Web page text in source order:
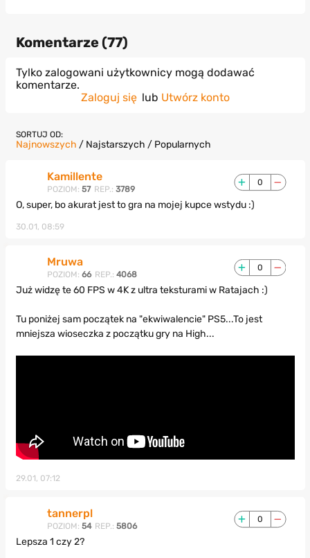
Komentarze (77)
Tylko zalogowani użytkownicy mogą dodawać
komentarze.
Zaloguj się lub Utwórz konto
SORTUJ OD:
Najnowszych / Najstarszych / Popularnych
Kamillente
POZIOM: 57 REP.: 3789
0
O, super, bo akurat jest to gra na mojej kupce wstydu :)
30.01, 08:59
Mruwa
POZIOM: 66 REP.: 4068
0
Już widzę te 60 FPS w 4K z ultra teksturami w Ratajach :)
Tu poniżej sam początek na "ekwiwalencie" PS5...To jest
mniejsza wioseczka z początku gry na High...
29.01, 07:12
tannerpl
POZIOM: 54 REP.: 5806
0
Lepsza 1 czy 2?